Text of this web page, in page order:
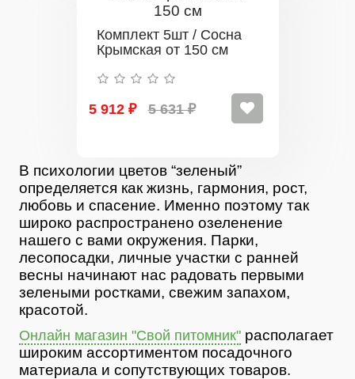
Комплект 5шт / Сосна
Крымская от 150 см
5 912 ₽ 5 631 ₽
В психологии цветов “зеленый”
определяется как жизнь, гармония, рост,
любовь и спасение. Именно поэтому так
широко распространено озеленение
нашего с вами окружения. Парки,
лесопосадки, личные участки с ранней
весны начинают нас радовать первыми
зелеными ростками, свежим запахом,
красотой.
Онлайн магазин "Свой питомник" располагает
широким ассортиментом посадочного
материала и сопутствующих товаров.